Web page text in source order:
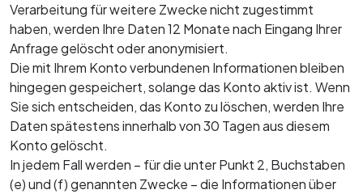
Verarbeitung für weitere Zwecke nicht zugestimmt
haben, werden Ihre Daten 12 Monate nach Eingang Ihrer
Anfrage gelöscht oder anonymisiert.
Die mit Ihrem Konto verbundenen Informationen bleiben
hingegen gespeichert, solange das Konto aktiv ist. Wenn
Sie sich entscheiden, das Konto zu löschen, werden Ihre
Daten spätestens innerhalb von 30 Tagen aus diesem
Konto gelöscht.
In jedem Fall werden – für die unter Punkt 2, Buchstaben
(e) und (f) genannten Zwecke – die Informationen über